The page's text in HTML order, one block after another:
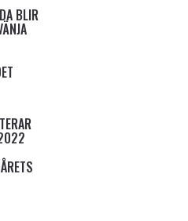
BLIR